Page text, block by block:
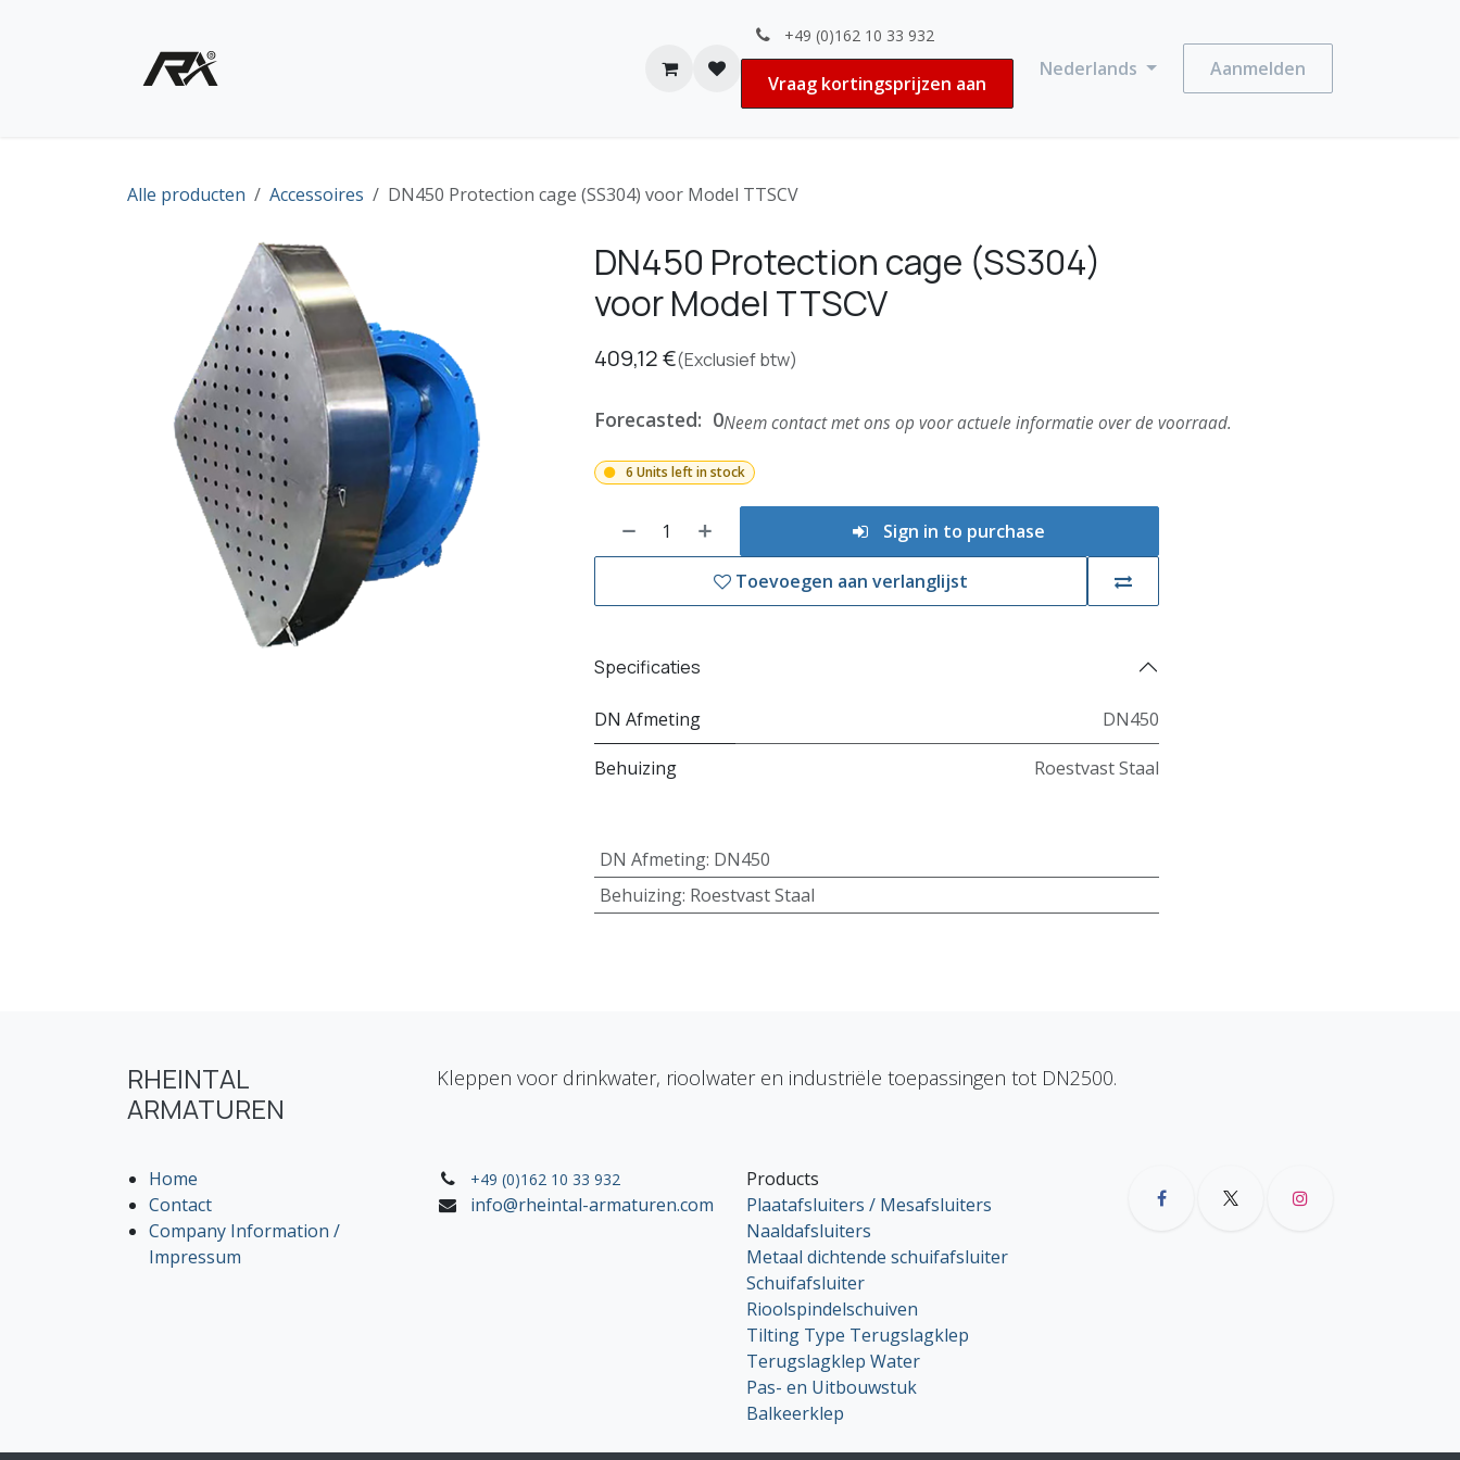
Vacatures
+49 (0)162 10 33 932
Vraag kortingsprijzen aan
Nederlands Aanmelden
Alle producten Accessoires DN450 Protection cage (SS304) voor Model TTSCV
DN450 Protection cage (SS304)
voor Model TTSCV
409,12€(Exclusief btw)
Forecasted: 0Neem contact met ons op voor actuele informatie over de voorraad.
6 Units left in stock
Sign in to purchase
Toevoegen aan verlanglijst
Specificaties
DN Afmeting DN450
Behuizing Roestvast Staal
DN Afmeting: DN450
Behuizing: Roestvast Staal
RHEINTAL
ARMATUREN
Kleppen voor drinkwater, rioolwater en industriële toepassingen tot DN2500.
Home
Contact
Company Information /
Impressum
+49 (0)162 10 33 932
info@rheintal-armaturen.com
Products
Plaatafsluiters / Mesafsluiters
Naaldafsluiters
Metaal dichtende schuifafsluiter
Schuifafsluiter
Rioolspindelschuiven
Tilting Type Terugslagklep
Terugslagklep Water
Pas- en Uitbouwstuk
Balkeerklep